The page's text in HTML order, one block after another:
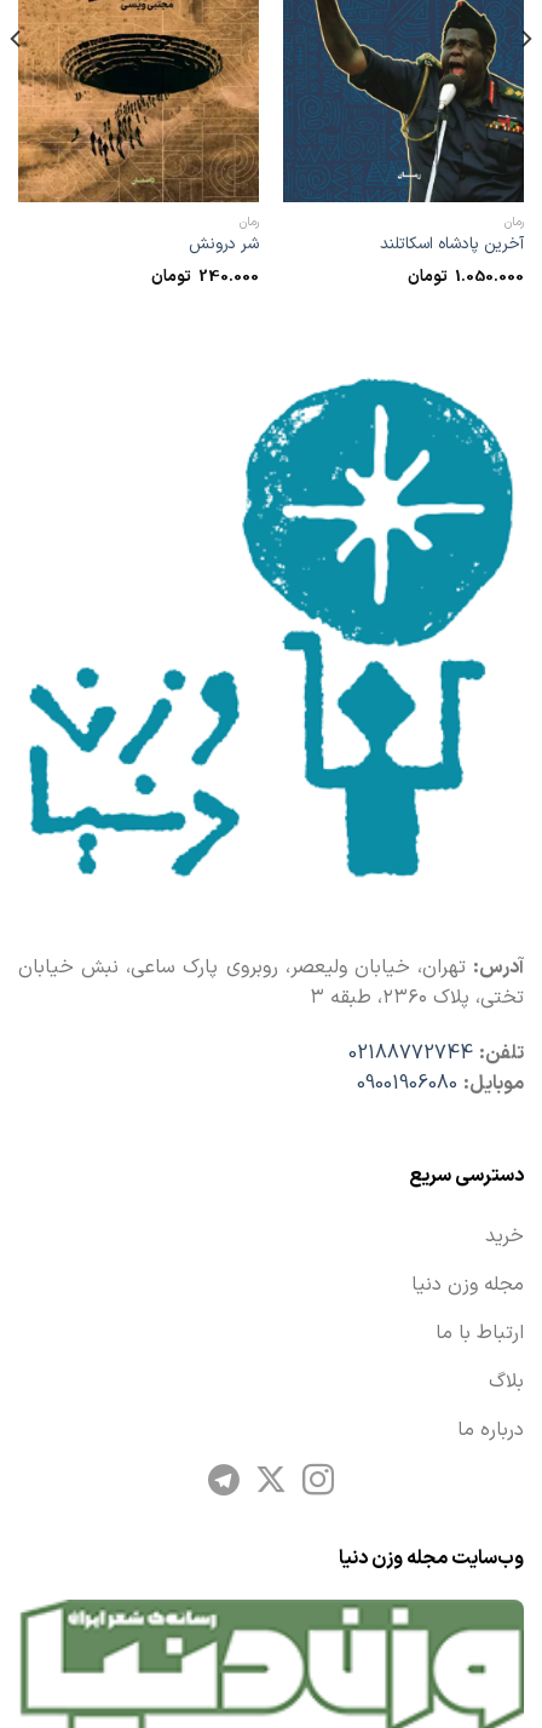
رمان
آخرین پادشاه اسکاتلند
1.050.000 تومان
رمان
شر درونش
240.000 تومان
آدرس: تهران، خیابان ولیعصر، روبروی پارک ساعی، نبش خیابان
تختی، پلاک ۲۳۶۰، طبقه ۳
تلفن: 02188772744
موبایل: 09001906080
دسترسی سریع
خرید
مجله وزن دنیا
ارتباط با ما
بلاگ
درباره ما
وب‌سایت مجله وزن دنیا